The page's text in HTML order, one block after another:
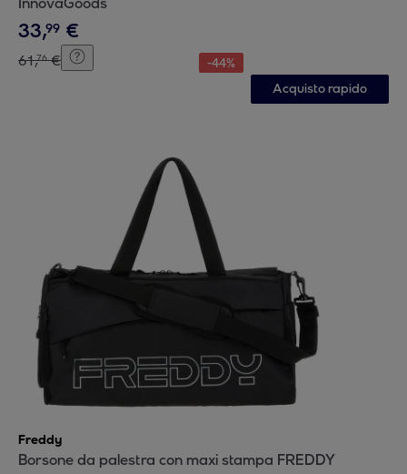
33,99 €
61,76 € -44%
Acquisto rapido
Freddy
Borsone da palestra con maxi stampa FREDDY